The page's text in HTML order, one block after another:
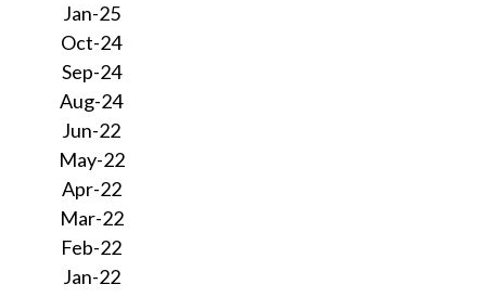
Jan-25
Oct-24
Sep-24
Aug-24
Jun-22
May-22
Apr-22
Mar-22
Feb-22
Jan-22